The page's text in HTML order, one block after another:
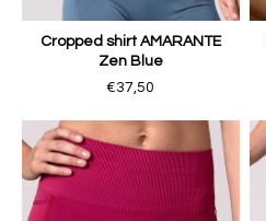
Cropped shirt AMARANTE
Zen Blue
€37,50